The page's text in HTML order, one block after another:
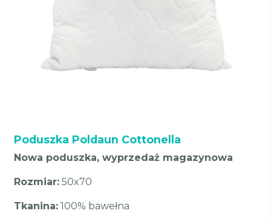
Poduszka Poldaun Cottonella
Nowa poduszka, wyprzedaż magazynowa
Rozmiar: 50x70
Tkanina: 100% bawełna